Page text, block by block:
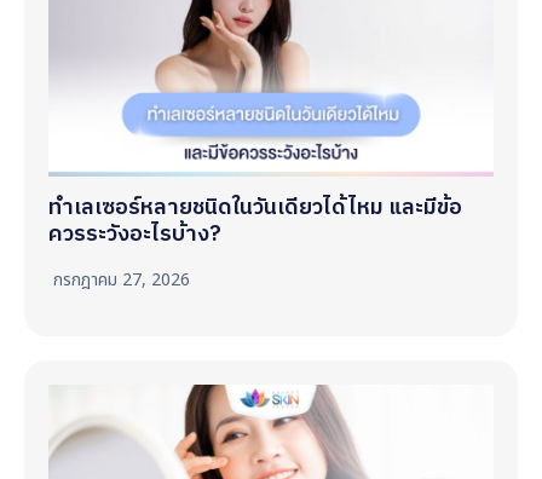
ทำเลเซอร์หลายชนิดในวันเดียวได้ไหม และมีข้อ
ควรระวังอะไรบ้าง?
กรกฎาคม 27, 2026